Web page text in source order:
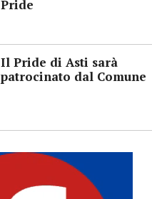
Pride
Il Pride di Asti sarà
patrocinato dal Comune